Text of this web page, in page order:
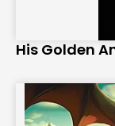
His Golden